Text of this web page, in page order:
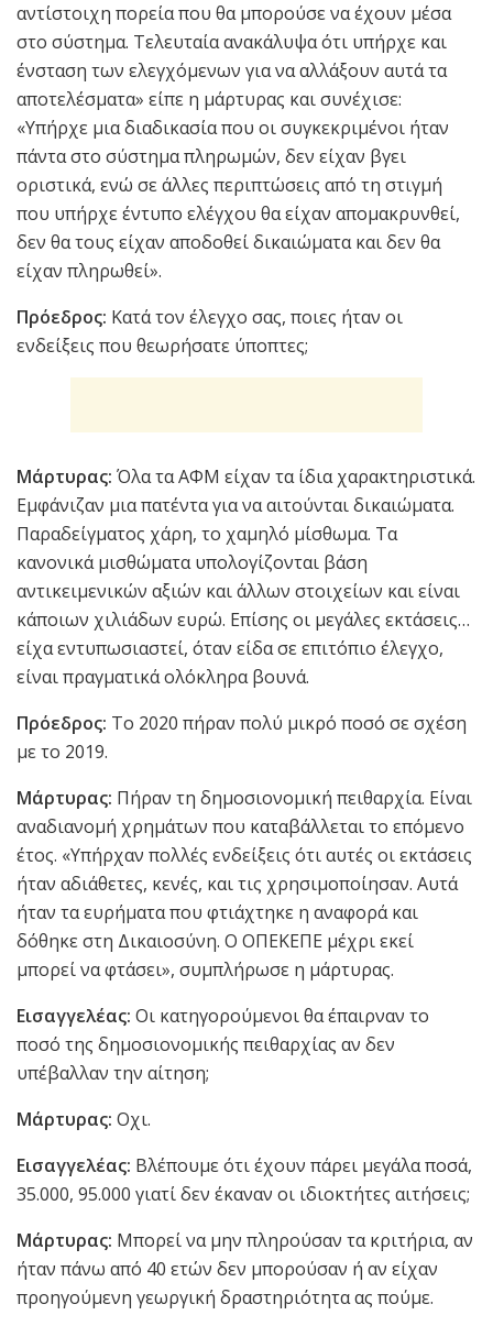
αντίστοιχη πορεία που θα μπορούσε να έχουν μέσα
στο σύστημα. Τελευταία ανακάλυψα ότι υπήρχε και
ένσταση των ελεγχόμενων για να αλλάξουν αυτά τα
αποτελέσματα» είπε η μάρτυρας και συνέχισε:
«Υπήρχε μια διαδικασία που οι συγκεκριμένοι ήταν
πάντα στο σύστημα πληρωμών, δεν είχαν βγει
οριστικά, ενώ σε άλλες περιπτώσεις από τη στιγμή
που υπήρχε έντυπο ελέγχου θα είχαν απομακρυνθεί,
δεν θα τους είχαν αποδοθεί δικαιώματα και δεν θα
είχαν πληρωθεί».
Πρόεδρος: Κατά τον έλεγχο σας, ποιες ήταν οι
ενδείξεις που θεωρήσατε ύποπτες;
Μάρτυρας: Όλα τα ΑΦΜ είχαν τα ίδια χαρακτηριστικά.
Εμφάνιζαν μια πατέντα για να αιτούνται δικαιώματα.
Παραδείγματος χάρη, το χαμηλό μίσθωμα. Τα
κανονικά μισθώματα υπολογίζονται βάση
αντικειμενικών αξιών και άλλων στοιχείων και είναι
κάποιων χιλιάδων ευρώ. Επίσης οι μεγάλες εκτάσεις…
είχα εντυπωσιαστεί, όταν είδα σε επιτόπιο έλεγχο,
είναι πραγματικά ολόκληρα βουνά.
Πρόεδρος: Το 2020 πήραν πολύ μικρό ποσό σε σχέση
με το 2019.
Μάρτυρας: Πήραν τη δημοσιονομική πειθαρχία. Είναι
αναδιανομή χρημάτων που καταβάλλεται το επόμενο
έτος. «Υπήρχαν πολλές ενδείξεις ότι αυτές οι εκτάσεις
ήταν αδιάθετες, κενές, και τις χρησιμοποίησαν. Αυτά
ήταν τα ευρήματα που φτιάχτηκε η αναφορά και
δόθηκε στη Δικαιοσύνη. Ο ΟΠΕΚΕΠΕ μέχρι εκεί
μπορεί να φτάσει», συμπλήρωσε η μάρτυρας.
Εισαγγελέας: Οι κατηγορούμενοι θα έπαιρναν το
ποσό της δημοσιονομικής πειθαρχίας αν δεν
υπέβαλλαν την αίτηση;
Μάρτυρας: Οχι.
Εισαγγελέας: Βλέπουμε ότι έχουν πάρει μεγάλα ποσά,
35.000, 95.000 γιατί δεν έκαναν οι ιδιοκτήτες αιτήσεις;
Μάρτυρας: Μπορεί να μην πληρούσαν τα κριτήρια, αν
ήταν πάνω από 40 ετών δεν μπορούσαν ή αν είχαν
προηγούμενη γεωργική δραστηριότητα ας πούμε.